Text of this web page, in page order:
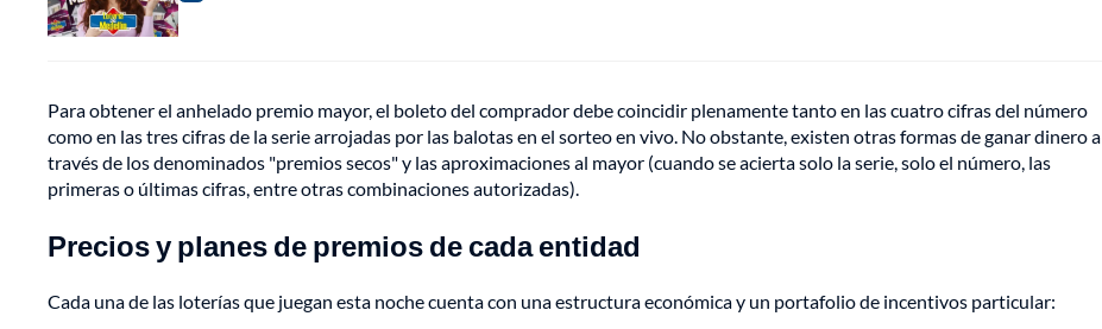
Para obtener el anhelado premio mayor, el boleto del comprador debe coincidir plenamente tanto en las cuatro cifras del número
como en las tres cifras de la serie arrojadas por las balotas en el sorteo en vivo. No obstante, existen otras formas de ganar dinero a
través de los denominados "premios secos" y las aproximaciones al mayor (cuando se acierta solo la serie, solo el número, las
primeras o últimas cifras, entre otras combinaciones autorizadas).
Precios y planes de premios de cada entidad
Cada una de las loterías que juegan esta noche cuenta con una estructura económica y un portafolio de incentivos particular: